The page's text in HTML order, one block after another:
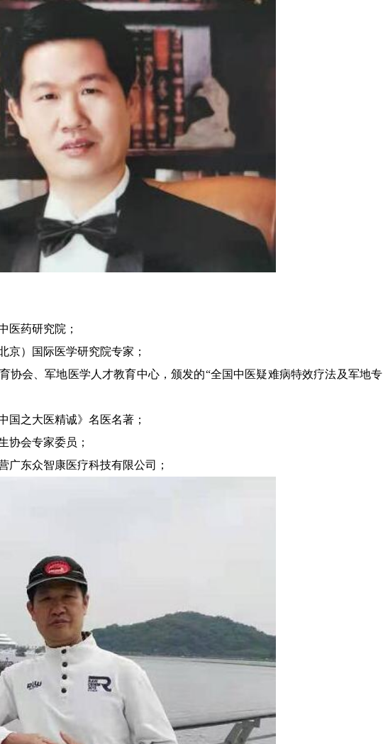
医药研究院；
京）国际医学研究院专家；
协会、军地医学人才教育中心，颁发的“全国中医疑难病特效疗法及军地专
国之大医精诚》名医名著；
协会专家委员；
广东众智康医疗科技有限公司；